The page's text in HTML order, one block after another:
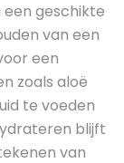
een geschikte
van een
een
zoals aloë
te voeden
blijft
van